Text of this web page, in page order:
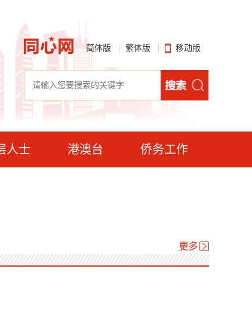
简体版 繁体版 移动版
人士 港澳台 侨务工作